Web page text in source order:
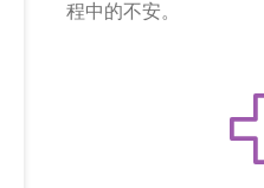
程中的不安。